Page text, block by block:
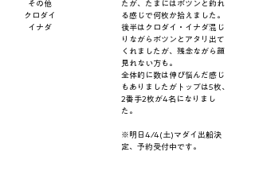
たが、たまにはポツンと釣れ
る感じで何枚か拾えました。
後半はクロダイ・イナダ混じ
りながらポツンとアタリ出て
くれましたが、残念ながら顔
見れない方も。
全体的に数は伸び悩んだ感じ
もありましたがトップは5枚、
2番手2枚が4名になりまし
た。
※明日4/4(土)マダイ出船決
定、予約受付中です。
その他
クロダイ
イナダ